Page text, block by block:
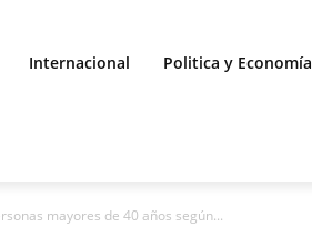
Internacional Politica y Economía
mayores de 40 años según...